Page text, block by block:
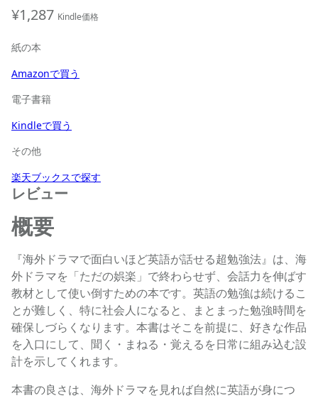
¥1,287 Kindle価格
紙の本
Amazonで買う
電子書籍
Kindleで買う
その他
楽天ブックスで探す
レビュー
概要
『海外ドラマで面白いほど英語が話せる超勉強法』は、海
外ドラマを「ただの娯楽」で終わらせず、会話力を伸ばす
教材として使い倒すための本です。英語の勉強は続けるこ
とが難しく、特に社会人になると、まとまった勉強時間を
確保しづらくなります。本書はそこを前提に、好きな作品
を入口にして、聞く・まねる・覚えるを日常に組み込む設
計を示してくれます。
本書の良さは、海外ドラマを見れば自然に英語が身につ